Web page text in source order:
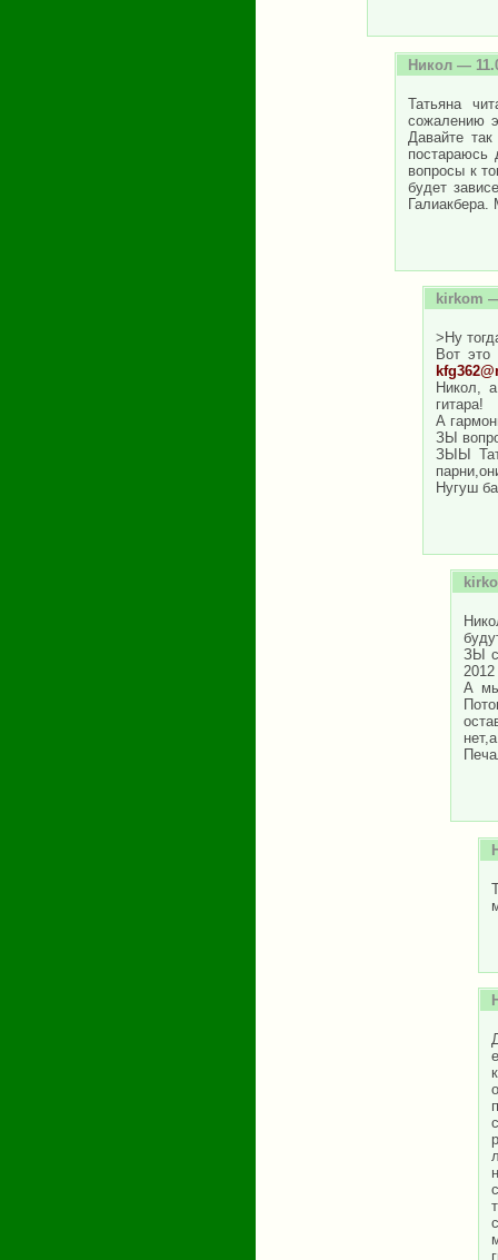
Никол —
Татьяна
сожалению
Давайте
постараюсь
вопросы к
будет
Галиакбера.
kirkom
>Ну
Вот это
Никол,
гитара!
А
ЗЫ
ЗЫЫ
Нугуш
ЗЫ
2012
А мы